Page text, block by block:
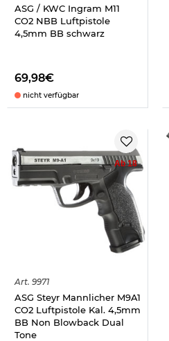
ASG / KWC Ingram M11
CO2 NBB Luftpistole
4,5mm BB schwarz
69,98€
nicht verfügbar
Ab 18
Art. 9971
ASG Steyr Mannlicher M9A1
CO2 Luftpistole Kal. 4,5mm
BB Non Blowback Dual
Tone